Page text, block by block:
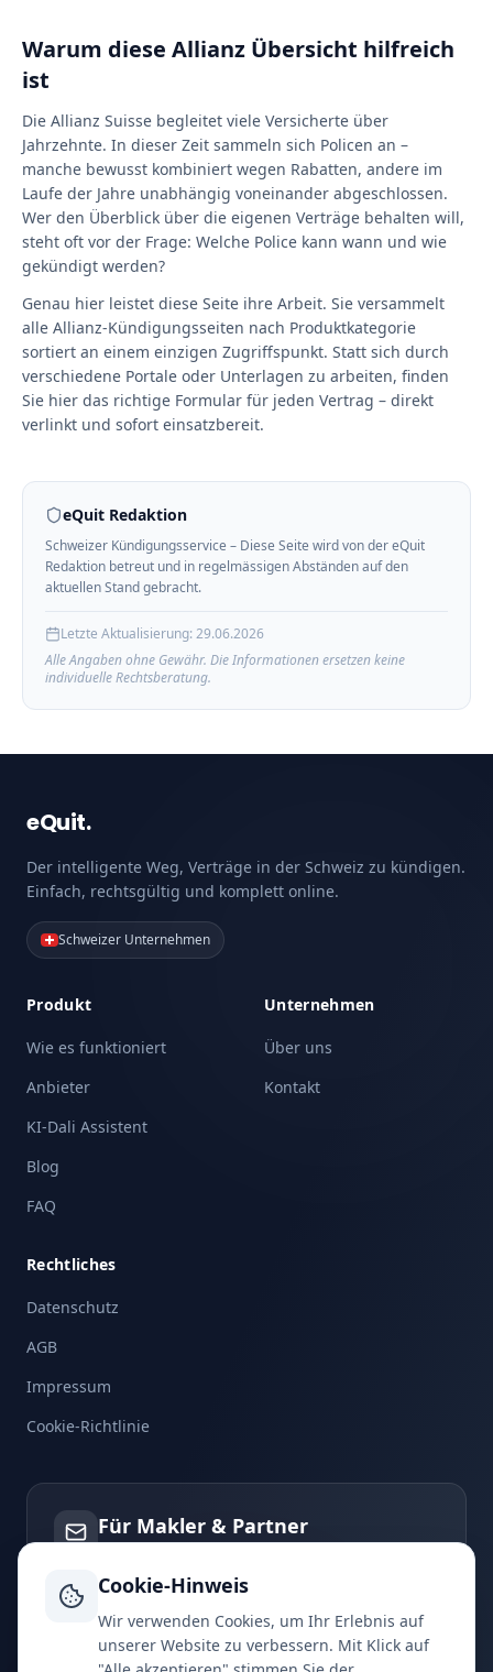
Warum diese Allianz Übersicht hilfreich
ist
Die Allianz Suisse begleitet viele Versicherte über
Jahrzehnte. In dieser Zeit sammeln sich Policen an –
manche bewusst kombiniert wegen Rabatten, andere im
Laufe der Jahre unabhängig voneinander abgeschlossen.
Wer den Überblick über die eigenen Verträge behalten will,
steht oft vor der Frage: Welche Police kann wann und wie
gekündigt werden?
Genau hier leistet diese Seite ihre Arbeit. Sie versammelt
alle Allianz-Kündigungsseiten nach Produktkategorie
sortiert an einem einzigen Zugriffspunkt. Statt sich durch
verschiedene Portale oder Unterlagen zu arbeiten, finden
Sie hier das richtige Formular für jeden Vertrag – direkt
verlinkt und sofort einsatzbereit.
eQuit Redaktion
Schweizer Kündigungsservice – Diese Seite wird von der eQuit
Redaktion betreut und in regelmässigen Abständen auf den
aktuellen Stand gebracht.
Letzte Aktualisierung:29.06.2026
Alle Angaben ohne Gewähr. Die Informationen ersetzen keine
individuelle Rechtsberatung.
eQuit.
Der intelligente Weg, Verträge in der Schweiz zu kündigen.
Einfach, rechtsgültig und komplett online.
Schweizer Unternehmen
Produkt
Wie es funktioniert
Anbieter
KI-Dali Assistent
Blog
FAQ
Unternehmen
Über uns
Kontakt
Rechtliches
Datenschutz
AGB
Impressum
Cookie-Richtlinie
Für Makler & Partner
Zugang zu unserem Maklerportal
Anfragen
Cookie-Hinweis
Wir verwenden Cookies, um Ihr Erlebnis auf
unserer Website zu verbessern. Mit Klick auf